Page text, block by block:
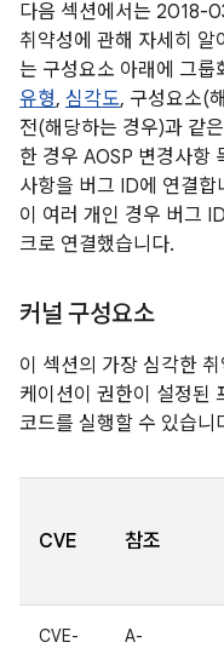
다음 섹션에서는 2018-
취약성에 관해 자세히
는 구성요소 아래에 그룹
유형, 심각도, 구성요소(
전(해당하는 경우)과 같
한 경우 AOSP 변경사항
사항을 버그 ID에 연결
이 여러 개인 경우 버그
크로 연결했습니다.
커널 구성요소
이 섹션의 가장 심각한
케이션이 권한이 설정된
코드를 실행할 수 있습니
CVE 참조
CVE-
A-